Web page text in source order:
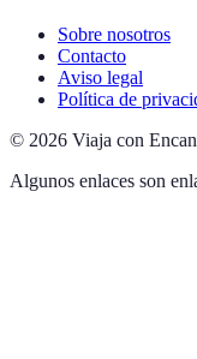
Sobre nosotros
Contacto
Aviso legal
Política de
© 2026 Viaja con
Algunos enlaces son